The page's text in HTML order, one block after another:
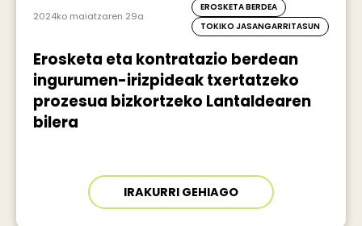
2024ko maiatzaren 29a
EROSKETA BERDEA
TOKIKO JASANGARRITASUN
Erosketa eta kontratazio berdean
ingurumen-irizpideak txertatzeko
prozesua bizkortzeko Lantaldearen
bilera
IRAKURRI GEHIAGO